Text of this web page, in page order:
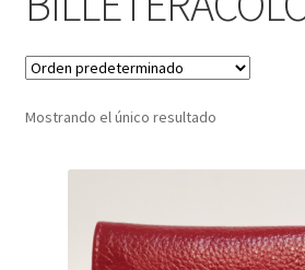
Pisabilletes
sombreros
Mostrando el único resultado